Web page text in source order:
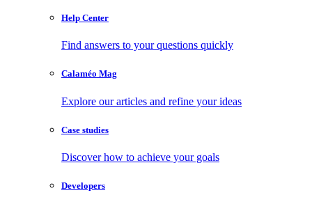
Help Center
Find answers to your questions quickly
Calaméo Mag
Explore our articles and refine your ideas
Case studies
Discover how to achieve your goals
Developers